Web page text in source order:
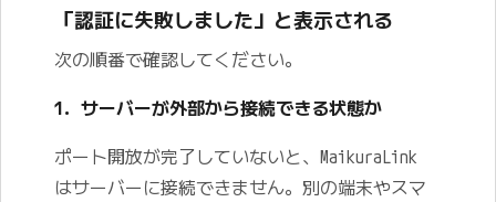
「認証に失敗しました」と表示される
次の順番で確認してください。
1. サーバーが外部から接続できる状態か
ポート開放が完了していないと、MaikuraLink
はサーバーに接続できません。別の端末やスマ